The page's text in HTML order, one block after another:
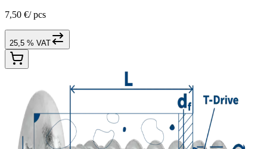
7,50 €/ pcs
25,5 % VAT